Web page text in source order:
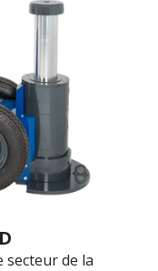
secteur de la